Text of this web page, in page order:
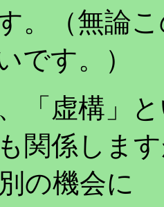
。（無論
です。）
「虚構」
関係しま
の機会に